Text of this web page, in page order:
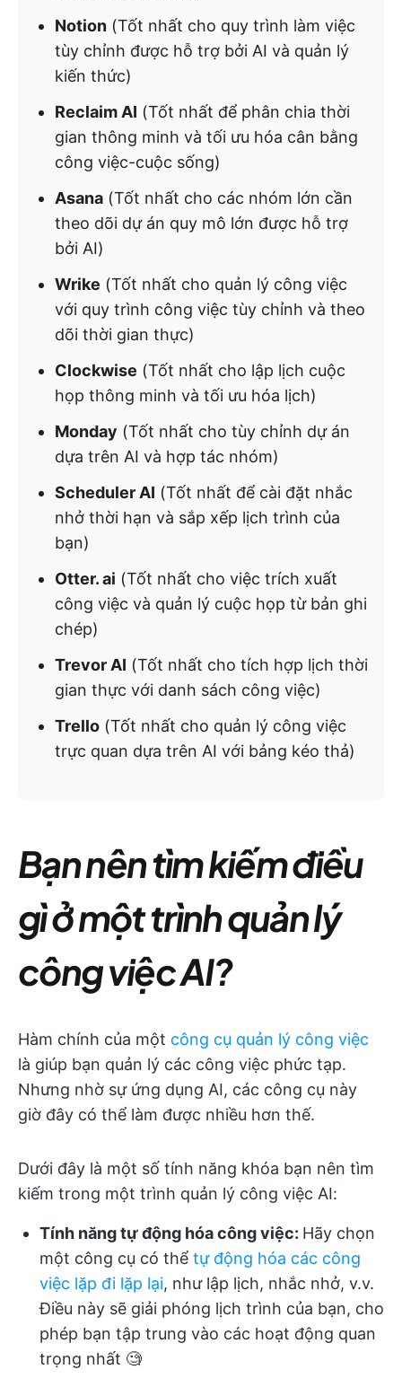
Notion (Tốt nhất cho quy trình làm việc
tùy chỉnh được hỗ trợ bởi AI và quản lý
kiến thức)
Reclaim AI (Tốt nhất để phân chia thời
gian thông minh và tối ưu hóa cân bằng
công việc-cuộc sống)
Asana (Tốt nhất cho các nhóm lớn cần
theo dõi dự án quy mô lớn được hỗ trợ
bởi AI)
Wrike (Tốt nhất cho quản lý công việc
với quy trình công việc tùy chỉnh và theo
dõi thời gian thực)
Clockwise (Tốt nhất cho lập lịch cuộc
họp thông minh và tối ưu hóa lịch)
Monday (Tốt nhất cho tùy chỉnh dự án
dựa trên AI và hợp tác nhóm)
Scheduler AI (Tốt nhất để cài đặt nhắc
nhở thời hạn và sắp xếp lịch trình của
bạn)
Otter. ai (Tốt nhất cho việc trích xuất
công việc và quản lý cuộc họp từ bản ghi
chép)
Trevor AI (Tốt nhất cho tích hợp lịch thời
gian thực với danh sách công việc)
Trello (Tốt nhất cho quản lý công việc
trực quan dựa trên AI với bảng kéo thả)
Bạn nên tìm kiếm điều
gì ở một trình quản lý
công việc AI?
Hàm chính của một công cụ quản lý công việc
là giúp bạn quản lý các công việc phức tạp.
Nhưng nhờ sự ứng dụng AI, các công cụ này
giờ đây có thể làm được nhiều hơn thế.
Dưới đây là một số tính năng khóa bạn nên tìm
kiếm trong một trình quản lý công việc AI:
Tính năng tự động hóa công việc: Hãy chọn
một công cụ có thể tự động hóa các công
việc lặp đi lặp lại, như lập lịch, nhắc nhở, v.v.
Điều này sẽ giải phóng lịch trình của bạn, cho
phép bạn tập trung vào các hoạt động quan
trọng nhất 🧐